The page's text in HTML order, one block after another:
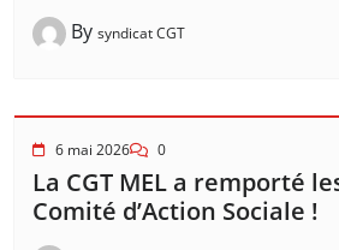
By syndicat CGT
6 mai 2026 0
La CGT MEL a remporté
Comité d’Action Sociale !